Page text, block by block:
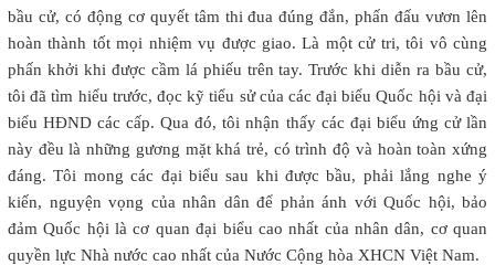
bầu cử, có động cơ quyết tâm thi đua đúng đắn, phấn đấu vươn lên
hoàn thành tốt mọi nhiệm vụ được giao. Là một cử tri, tôi vô cùng
phấn khởi khi được cầm lá phiếu trên tay. Trước khi diễn ra bầu cử,
tôi đã tìm hiểu trước, đọc kỹ tiểu sử của các đại biểu Quốc hội và đại
biểu HĐND các cấp. Qua đó, tôi nhận thấy các đại biểu ứng cử lần
này đều là những gương mặt khá trẻ, có trình độ và hoàn toàn xứng
đáng. Tôi mong các đại biểu sau khi được bầu, phải lắng nghe ý
kiến, nguyện vọng của nhân dân để phản ánh với Quốc hội, bảo
đảm Quốc hội là cơ quan đại biểu cao nhất của nhân dân, cơ quan
quyền lực Nhà nước cao nhất của Nước Cộng hòa XHCN Việt Nam.